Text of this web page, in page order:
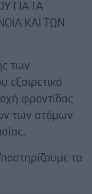
ΓΙΑ ΤΑ
ΚΑΙ ΤΩΝ
των
εξαιρετικά
φροντίδας
των ατόμων
τα